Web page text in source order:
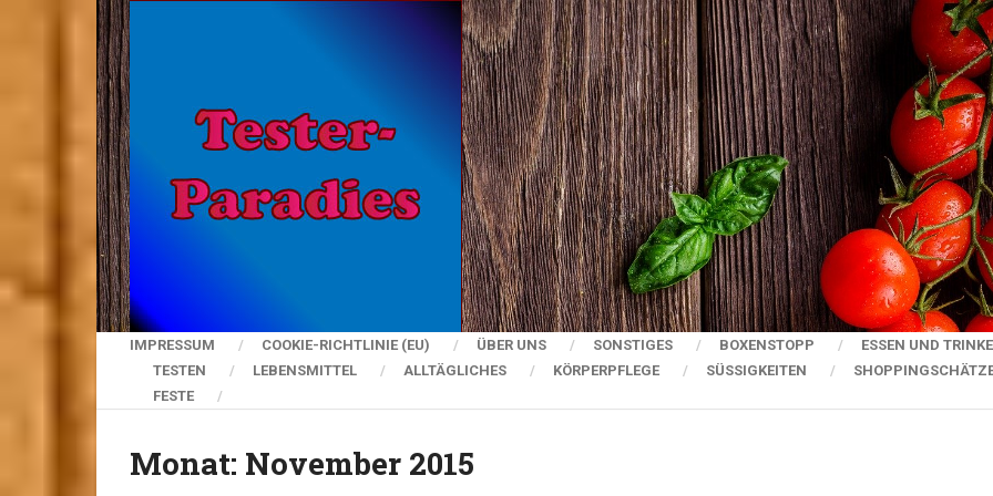
IMPRESSUM COOKIE-RICHTLINIE (EU) ÜBER UNS SONSTIGES BOXENSTOPP
ESSEN UND
TESTEN
LEBENSMITTEL ALLTÄGLICHES KÖRPERPFLEGE SÜSSIGKEITEN
FESTE
Monat: November 2015